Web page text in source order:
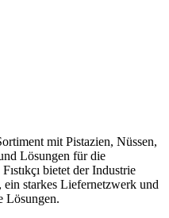
mit Pistazien, Nüssen,
Lösungen für die
bietet der Industrie
starkes Liefernetzwerk und
Lösungen.